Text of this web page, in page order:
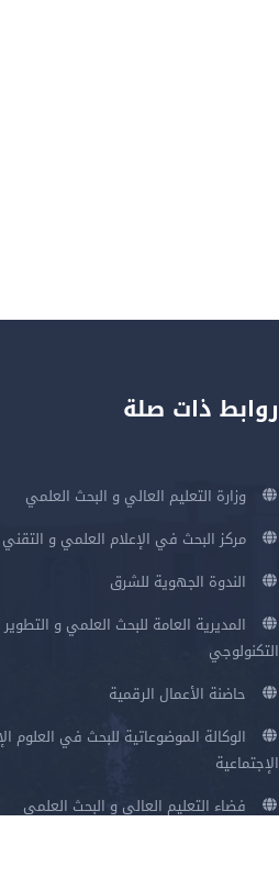
روابط ذات صلة
وزارة التعليم العالي و البحث العلمي
مركز البحث في الإعلام العلمي و التقني
الندوة الجهوية للشرق
المديرية العامة للبحث العلمي و التطوير
التكنولوجي
حاضنة الأعمال الرقمية
الوكالة الموضوعاتية للبحث في العلوم
الإجتماعية
فضاء التعليم العالي و البحث العلمي